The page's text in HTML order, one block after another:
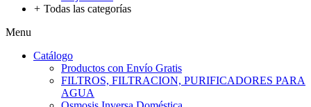
+ Todas las categorías
Menu
Catálogo
Productos con Envío Gratis
FILTROS, FILTRACION, PURIFICADORES PARA
AGUA